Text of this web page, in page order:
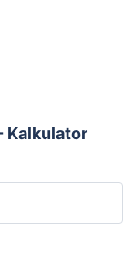
Kalkulator